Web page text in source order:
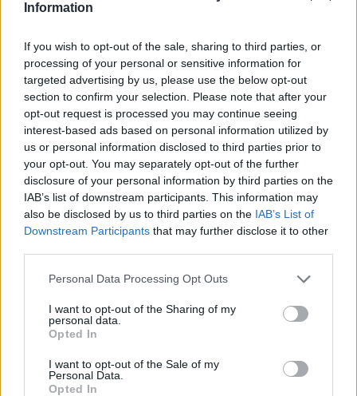
Information
If you wish to opt-out of the sale, sharing to third parties, or
processing of your personal or sensitive information for
targeted advertising by us, please use the below opt-out
section to confirm your selection. Please note that after your
opt-out request is processed you may continue seeing
interest-based ads based on personal information utilized by
us or personal information disclosed to third parties prior to
your opt-out. You may separately opt-out of the further
disclosure of your personal information by third parties on the
IAB’s list of downstream participants. This information may
also be disclosed by us to third parties on the IAB’s List of
Downstream Participants that may further disclose it to other
Personal Data Processing Opt Outs
I want to opt-out of the Sharing of my
personal data.
Opted In
I want to opt-out of the Sale of my
Personal Data.
Opted In
Comentar Letra
Pellegrinet o 'Tu nombre'